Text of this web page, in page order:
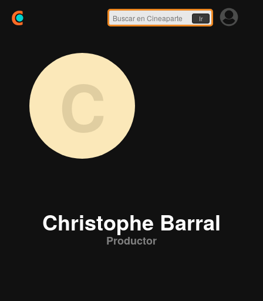
Ir
C
Christophe Barral
Productor